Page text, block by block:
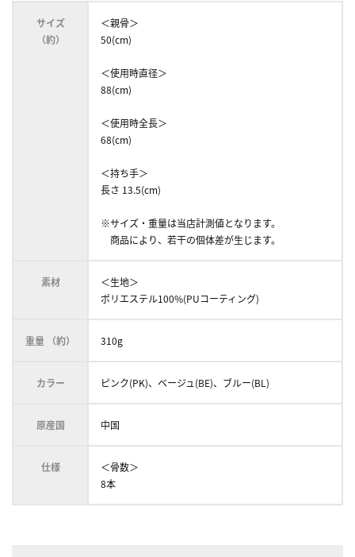
サイズ
（約）
＜親骨＞
50(cm)
＜使用時直径＞
88(cm)
＜使用時全長＞
68(cm)
＜持ち手＞
長さ 13.5(cm)
※サイズ・重量は当店計測値となります。
商品により、若干の個体差が生じます。
素材
＜生地＞
ポリエステル100%(PUコーティング)
重量 （約） 310g
カラー ピンク(PK)、ベージュ(BE)、ブルー(BL)
原産国 中国
仕様
＜骨数＞
8本